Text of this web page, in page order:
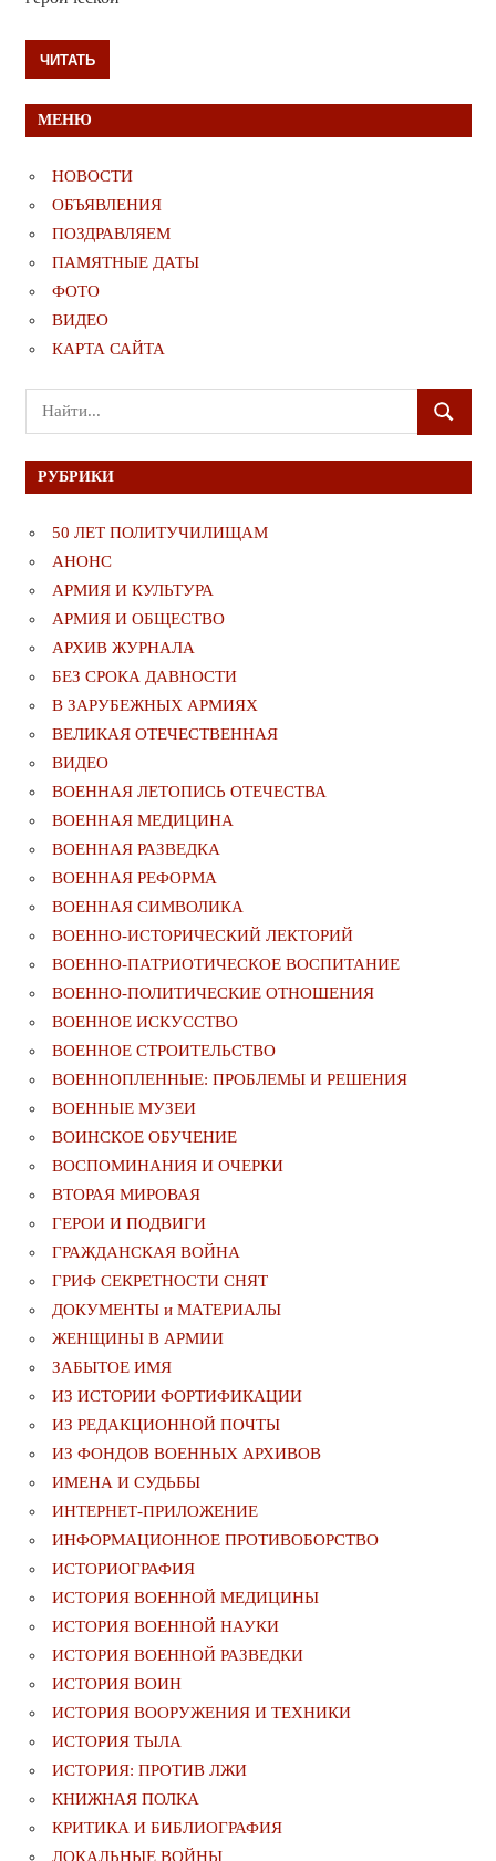
ЧИТАТЬ
МЕНЮ
НОВОСТИ
ОБЪЯВЛЕНИЯ
ПОЗДРАВЛЯЕМ
ПАМЯТНЫЕ ДАТЫ
ФОТО
ВИДЕО
КАРТА САЙТА
Поиск
для:
ПОИСК
РУБРИКИ
50 ЛЕТ ПОЛИТУЧИЛИЩАМ
АНОНС
АРМИЯ И КУЛЬТУРА
АРМИЯ И ОБЩЕСТВО
АРХИВ ЖУРНАЛА
БЕЗ СРОКА ДАВНОСТИ
В ЗАРУБЕЖНЫХ АРМИЯХ
ВЕЛИКАЯ ОТЕЧЕСТВЕННАЯ
ВИДЕО
ВОЕННАЯ ЛЕТОПИСЬ ОТЕЧЕСТВА
ВОЕННАЯ МЕДИЦИНА
ВОЕННАЯ РАЗВЕДКА
ВОЕННАЯ РЕФОРМА
ВОЕННАЯ СИМВОЛИКА
ВОЕННО-ИСТОРИЧЕСКИЙ ЛЕКТОРИЙ
ВОЕННО-ПАТРИОТИЧЕСКОЕ ВОСПИТАНИЕ
ВОЕННО-ПОЛИТИЧЕСКИE ОТНОШЕНИЯ
ВОЕННОЕ ИСКУССТВО
ВОЕННОЕ СТРОИТЕЛЬСТВО
ВОЕННОПЛЕННЫЕ: ПРОБЛЕМЫ И РЕШЕНИЯ
ВОЕННЫЕ МУЗЕИ
ВОИНСКОЕ ОБУЧЕНИЕ
ВОСПОМИНАНИЯ И ОЧЕРКИ
ВТОРАЯ МИРОВАЯ
ГЕРОИ И ПОДВИГИ
ГРАЖДАНСКАЯ ВОЙНА
ГРИФ СЕКРЕТНОСТИ СНЯТ
ДОКУМЕНТЫ и МАТЕРИАЛЫ
ЖЕНЩИНЫ В АРМИИ
ЗАБЫТОЕ ИМЯ
ИЗ ИСТОРИИ ФОРТИФИКАЦИИ
ИЗ РЕДАКЦИОННОЙ ПОЧТЫ
ИЗ ФОНДОВ ВОЕННЫХ АРХИВОВ
ИМЕНА И СУДЬБЫ
ИНТЕРНЕТ-ПРИЛОЖЕНИЕ
ИНФОРМАЦИОННОЕ ПРОТИВОБОРСТВО
ИСТОРИОГРАФИЯ
ИСТОРИЯ ВОЕННОЙ МЕДИЦИНЫ
ИСТОРИЯ ВОЕННОЙ НАУКИ
ИСТОРИЯ ВОЕННОЙ РАЗВЕДКИ
ИСТОРИЯ ВОИН
ИСТОРИЯ ВООРУЖЕНИЯ И ТЕХНИКИ
ИСТОРИЯ ТЫЛА
ИСТОРИЯ: ПРОТИВ ЛЖИ
КНИЖНАЯ ПОЛКА
КРИТИКА И БИБЛИОГРАФИЯ
ЛОКАЛЬНЫЕ ВОЙНЫ